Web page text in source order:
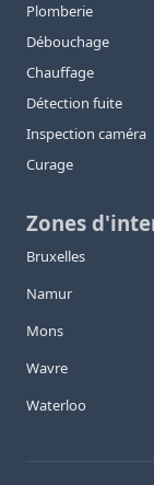
Plomberie
Débouchage
Chauffage
Détection fuite
Inspection caméra
Curage
Zones
Bruxelles
Namur
Mons
Wavre
Waterloo